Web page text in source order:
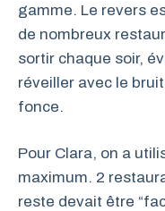
gamme. Le revers
de nombreux
sortir chaque soir,
réveiller avec le
fonce.
Pour Clara, on a
maximum. 2
reste devait être